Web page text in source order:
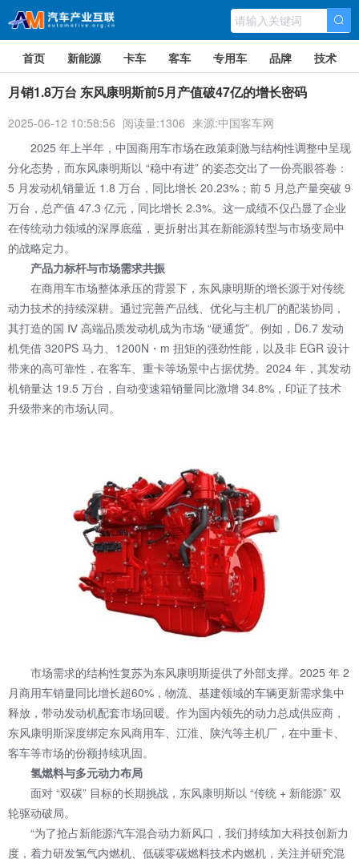
首页 新能源 卡车 客车 专用车 品牌 技术
月销1.8万台 东风康明斯前5月产值破47亿的增长密码
2025-06-12 10:58:56 阅读量:1306 来源:中国客车网
2025 年上半年，中国商用车市场在政策刺激与结构性调整中呈现
分化态势，而东风康明斯以 “稳中有进” 的姿态交出了一份亮眼答卷：
5 月发动机销量近 1.8 万台，同比增长 20.23%；前 5 月总产量突破 9
万台，总产值 47.3 亿元，同比增长 2.3%。这一成绩不仅凸显了企业
在传统动力领域的深厚底蕴，更折射出其在新能源转型与市场变局中
的战略定力。
产品力标杆与市场需求共振
在商用车市场整体承压的背景下，东风康明斯的增长源于对传统
动力技术的持续深耕。通过完善产品线、优化与主机厂的配装协同，
其打造的国 Ⅳ 高端品质发动机成为市场 “硬通货”。例如，D6.7 发动
机凭借 320PS 马力、1200N・m 扭矩的强劲性能，以及非 EGR 设计
带来的高可靠性，在客车、重卡等场景中占据优势。2024 年，其发动
机销量达 19.5 万台，自动变速箱销量同比激增 34.8%，印证了技术
升级带来的市场认同。
市场需求的结构性复苏为东风康明斯提供了外部支撑。2025 年 2
月商用车销量同比增长超60%，物流、基建领域的车辆更新需求集中
释放，带动发动机配套市场回暖。作为国内领先的动力总成供应商，
东风康明斯深度绑定东风商用车、江淮、陕汽等主机厂，在中重卡、
客车等市场的份额持续巩固。
氢燃料与多元动力布局
面对 “双碳” 目标的长期挑战，东风康明斯以 “传统 + 新能源” 双
轮驱动破局。
“为了抢占新能源汽车混合动力新风口，我们持续加大科技创新力
度，着力研发氢气内燃机、低碳零碳燃料技术内燃机，关注并研究混